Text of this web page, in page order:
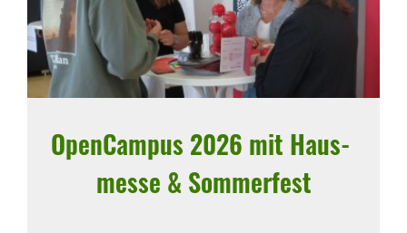
Open­Campus 2026 mit Haus­
messe & Sommer­fest